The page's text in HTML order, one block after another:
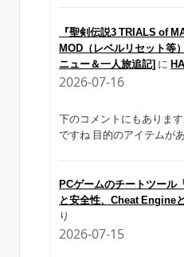
『聖剣伝説3 TRIALS of
MOD（レベルリセット等
ニュー＆一人旅追記] に
2026-07-16
下のコメントにもありま
ですね 目的のアイテムが
PCゲームのチートツール
と安全性、Cheat Engine
り
2026-07-15